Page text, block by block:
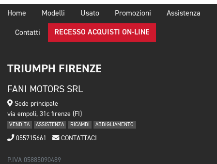
Home Modelli Usato Promozioni Assistenza
Contatti RECESSO ACQUISTI ON-LINE
TRIUMPH FIRENZE
FANI MOTORS SRL
Sede principale
via empoli, 31c firenze (FI)
VENDITA ASSISTENZA RICAMBI ABBIGLIAMENTO
055715661 CONTATTACI
P.IVA 05885090489